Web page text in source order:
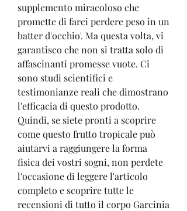
supplemento miracoloso che
promette di farci perdere peso in un
batter d'occhio'. Ma questa volta, vi
garantisco che non si tratta solo di
affascinanti promesse vuote. Ci
sono studi scientifici e
testimonianze reali che dimostrano
l'efficacia di questo prodotto.
Quindi, se siete pronti a scoprire
come questo frutto tropicale può
aiutarvi a raggiungere la forma
fisica dei vostri sogni, non perdete
l'occasione di leggere l'articolo
completo e scoprire tutte le
recensioni di tutto il corpo Garcinia